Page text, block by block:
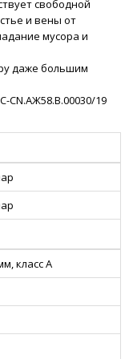
свободной
и вены от
мусора и
даже большим
CN.АЖ58.В.00030/19
класс А